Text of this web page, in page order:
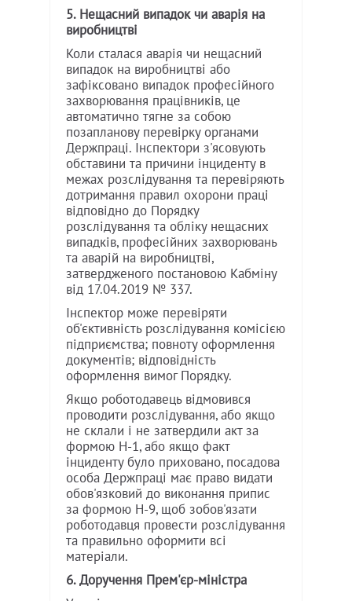
5. Нещасний випадок чи аварія на
виробництві
Коли сталася аварія чи нещасний
випадок на виробництві або
зафіксовано випадок професійного
захворювання працівників, це
автоматично тягне за собою
позапланову перевірку органами
Держпраці. Інспектори з'ясовують
обставини та причини інциденту в
межах розслідування та перевіряють
дотримання правил охорони праці
відповідно до Порядку
розслідування та обліку нещасних
випадків, професійних захворювань
та аварій на виробництві,
затвердженого постановою Кабміну
від 17.04.2019 № 337.
Інспектор може перевіряти
об'єктивність розслідування комісією
підприємства; повноту оформлення
документів; відповідність
оформлення вимог Порядку.
Якщо роботодавець відмовився
проводити розслідування, або якщо
не склали і не затвердили акт за
формою Н-1, або якщо факт
інциденту було приховано, посадова
особа Держпраці має право видати
обов'язковий до виконання припис
за формою Н-9, щоб зобов'язати
роботодавця провести розслідування
та правильно оформити всі
матеріали.
6. Доручення Прем'єр-міністра